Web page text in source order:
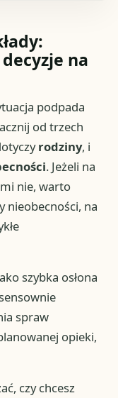
na
podpada
od trzech
rodziny, i
. Jeżeli na
nie, warto
nieobecności, na
szybka osłona
spraw
opieki,
czy chcesz